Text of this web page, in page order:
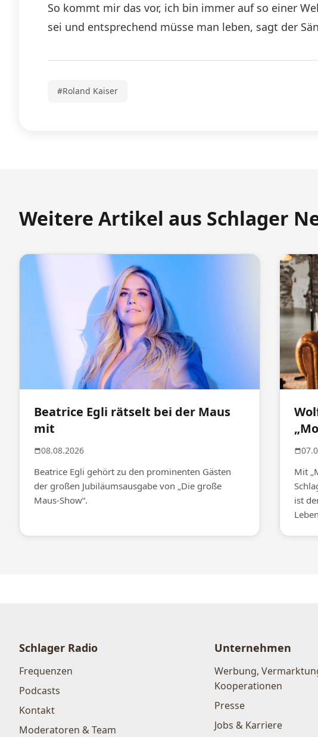
So kommt mir das vor, ich bin immer auf so einer
sei und entsprechend müsse man leben, sagt der
#Roland Kaiser
Weitere Artikel aus Schlager
Beatrice Egli rätselt bei der Maus
mit
08.08.2026
Beatrice Egli gehört zu den prominenten Gästen
der großen Jubiläumsausgabe von „Die große
Maus-Show“.
Mit
ist
Schlager Radio
Frequenzen
Podcasts
Kontakt
Moderatoren & Team
Unternehmen
Werbung,
Kooperationen
Presse
Jobs & Karriere